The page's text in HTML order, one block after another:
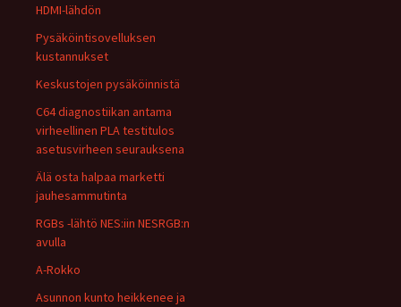
HDMI-lähdön
Pysäköintisovelluksen
kustannukset
Keskustojen pysäköinnistä
C64 diagnostiikan antama
virheellinen PLA testitulos
asetusvirheen seurauksena
Älä osta halpaa marketti
jauhesammutinta
RGBs -lähtö NES:iin NESRGB:n
avulla
A-Rokko
Asunnon kunto heikkenee ja